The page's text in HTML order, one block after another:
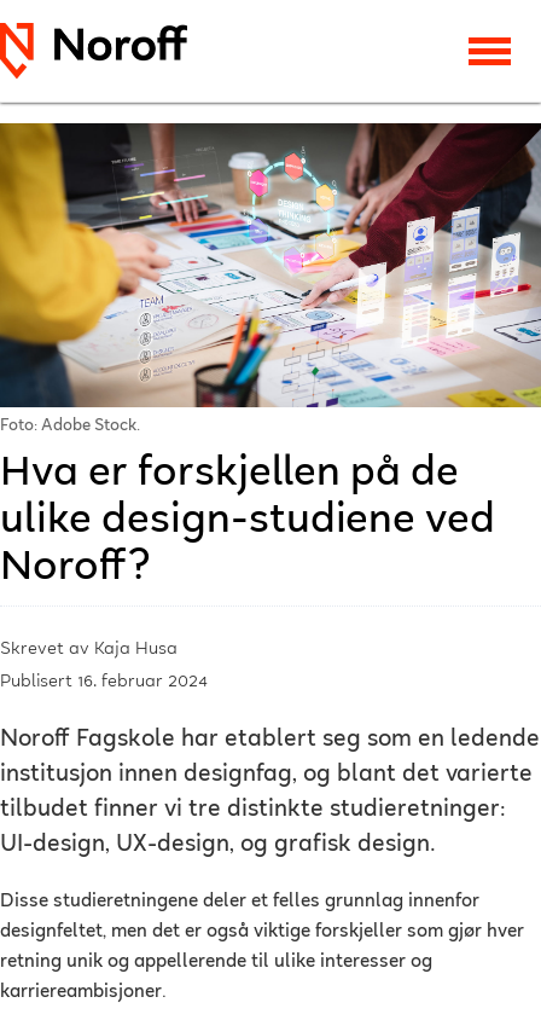
Foto: Adobe Stock.
Hva er forskjellen på de
ulike design-studiene ved
Noroff?
Skrevet av Kaja Husa
Publisert 16. februar 2024
Noroff Fagskole har etablert seg som en ledende
institusjon innen designfag, og blant det varierte
tilbudet finner vi tre distinkte studieretninger:
UI-design, UX-design, og grafisk design.
Disse studieretningene deler et felles grunnlag innenfor
designfeltet, men det er også viktige forskjeller som gjør hver
retning unik og appellerende til ulike interesser og
karriereambisjoner.